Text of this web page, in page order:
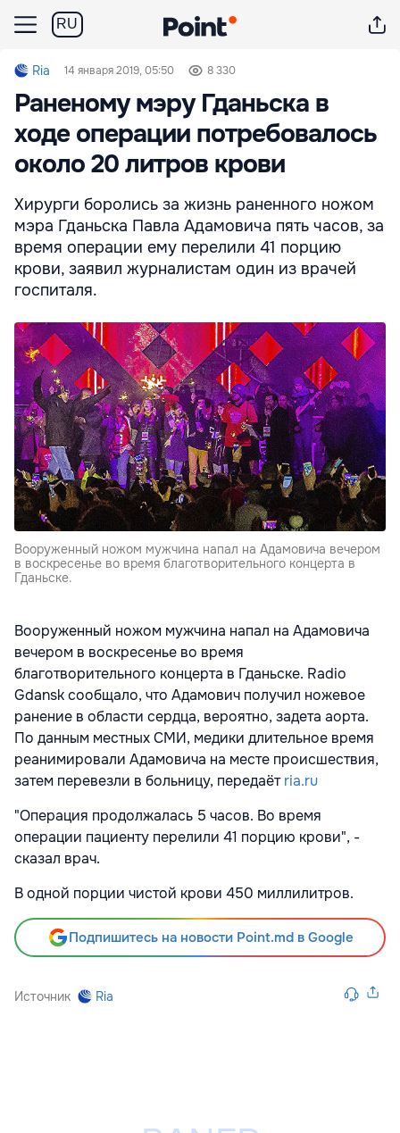
RU
Ria 14 января 2019, 05:50 8 330
Раненому мэру Гданьска в
ходе операции потребовалось
около 20 литров крови
Хирурги боролись за жизнь раненного ножом
мэра Гданьска Павла Адамовича пять часов, за
время операции ему перелили 41 порцию
крови, заявил журналистам один из врачей
госпиталя.
Вооруженный ножом мужчина напал на Адамовича вечером
в воскресенье во время благотворительного концерта в
Гданьске.
Вооруженный ножом мужчина напал на Адамовича
вечером в воскресенье во время
благотворительного концерта в Гданьске. Radio
Gdanskсообщало, что Адамович получил ножевое
ранение в области сердца, вероятно, задета аорта.
По данным местных СМИ, медики длительное время
реанимировали Адамовича на месте происшествия,
затем перевезли в больницу, передаётria.ru
"Операция продолжалась 5 часов. Во время
операции пациенту перелили 41 порцию крови", -
сказал врач.
В одной порции чистой крови 450 миллилитров.
Подпишитесь на новости Point.md в Google
Источник Ria